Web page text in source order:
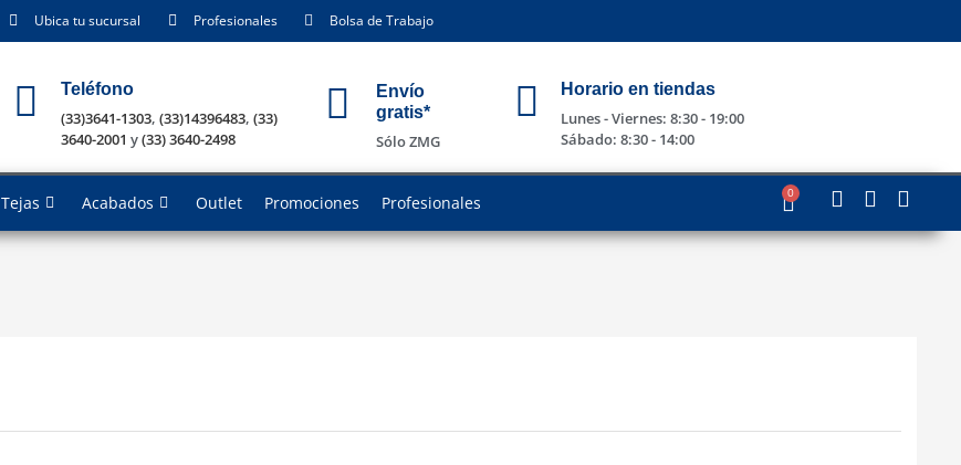
Ubica tu sucursal Profesionales Bolsa de Trabajo
Teléfono
(33)3641-1303, (33)14396483, (33)
3640-2001 y(33) 3640-2498
Envío
gratis*
Sólo ZMG
Horario en tiendas
Lunes - Viernes: 8:30 - 19:00
Sábado: 8:30 - 14:00
Tejas Acabados Outlet Promociones Profesionales 0